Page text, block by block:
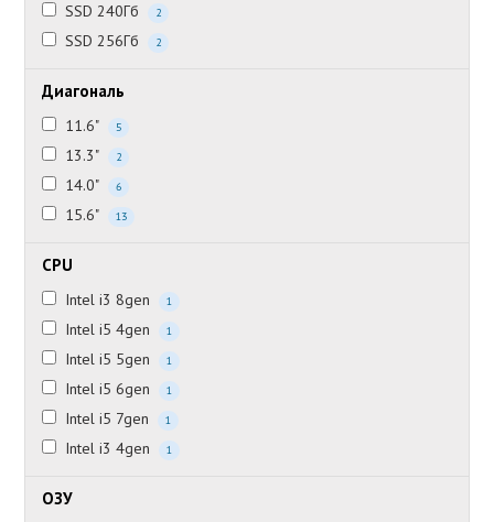
SSD 240Гб 2
SSD 256Гб 2
Диагональ
11.6" 5
13.3" 2
14.0" 6
15.6" 13
CPU
Intel i3 8gen 1
Intel i5 4gen 1
Intel i5 5gen 1
Intel i5 6gen 1
Intel i5 7gen 1
Intel i3 4gen 1
ОЗУ